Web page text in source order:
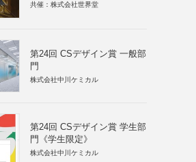
共催：株式会社世界堂
第24回 CSデザイン賞 一般部
門
株式会社中川ケミカル
第24回 CSデザイン賞 学生部
門《学生限定》
株式会社中川ケミカル